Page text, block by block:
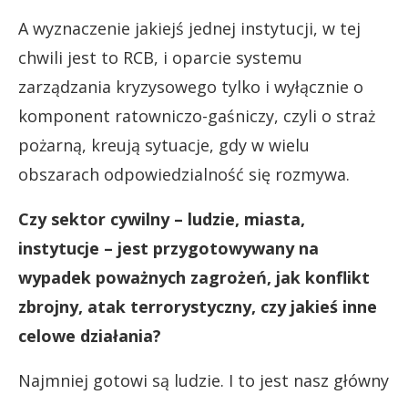
A wyznaczenie jakiejś jednej instytucji, w tej
chwili jest to RCB, i oparcie systemu
zarządzania kryzysowego tylko i wyłącznie o
komponent ratowniczo-gaśniczy, czyli o straż
pożarną, kreują sytuacje, gdy w wielu
obszarach odpowiedzialność się rozmywa.
Czy sektor cywilny – ludzie, miasta,
instytucje – jest przygotowywany na
wypadek poważnych zagrożeń, jak konflikt
zbrojny, atak terrorystyczny, czy jakieś inne
celowe działania?
Najmniej gotowi są ludzie. I to jest nasz główny